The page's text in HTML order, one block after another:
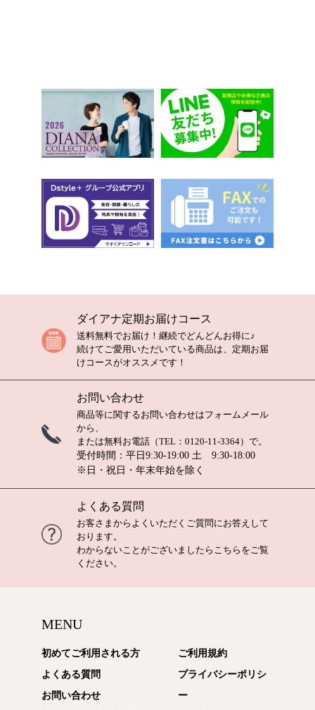
ダイアナ定期お届けコース
送料無料でお届け！継続でどんどんお得に♪
続けてご愛用いただいている商品は、定期お届
けコースがオススメです！
お問い合わせ
商品等に関するお問い合わせはフォームメール
から、
または無料お電話（TEL： 0120-11-3364）で。
受付時間：平日9:30-19:00 土 9:30-18:00
※日・祝日・年末年始を除く
よくある質問
お客さまからよくいただくご質問にお答えして
おります。
わからないことがございましたら こちら をご覧
ください。
MENU
初めてご利用される方
よくある質問
お問い合わせ
ご利用規約
プライバシーポリシ
ー